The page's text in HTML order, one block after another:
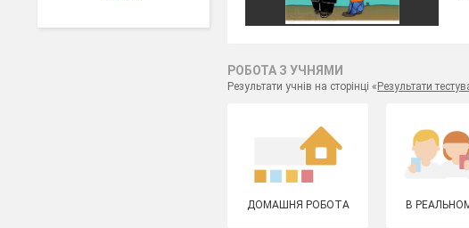
РОБОТА З УЧНЯМИ
Результати учнів на сторінці « Результати
ДОМАШНЯ РОБОТА В